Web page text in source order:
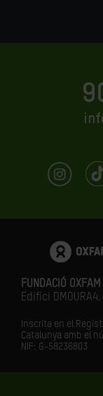
FUNDACIÓ
Edifici
Inscrita en el
Catalunya amb el
NIF: G-58236803